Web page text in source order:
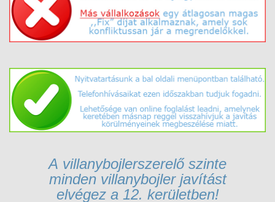
A villanybojlerszerelő szinte
minden villanybojler javítást
elvégeza 12. kerületben!